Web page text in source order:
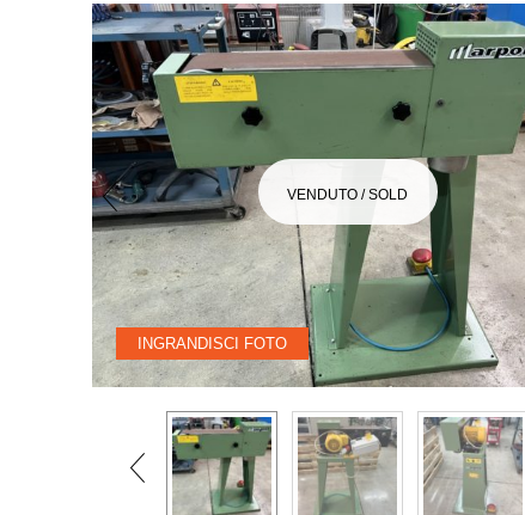
VENDUTO / SOLD
INGRANDISCI FOTO